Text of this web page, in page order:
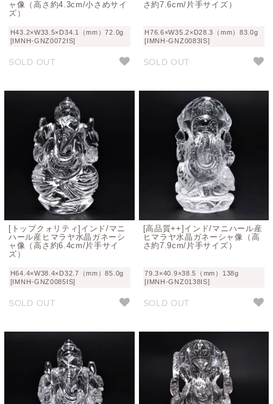
ャ像（高さ約4.3cm/小さめサイ
ズ）
H43.2×W33.5×D34.1（mm）72.0g
[IMNH-GNZ0072IS]
SOLD OUT
さ約7.6cm/片手サイズ）
H76.6×W35.2×D28.3（mm）83.0g
[IMNH-GNZ0083IS]
SOLD OUT
[トップクォリティ]インド/マニ
ハール産ヒマラヤ水晶ガネーシ
ャ像（高さ約6.4cm/片手サイ
ズ）
H64.4×W38.4×D32.7（mm）85.0g
[IMNH-GNZ0085IS]
SOLD OUT
[高品質++]インド/マニハール産
ヒマラヤ水晶ガネーシャ像（高
さ約7.9cm/片手サイズ）
79.3×40.9×38.5（mm）138g
[IMNH-GNZ0138IS]
SOLD OUT